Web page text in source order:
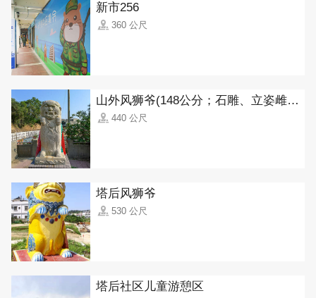
新市256
360 公尺
山外风狮爷(148公分；石雕、立姿雌狮)
440 公尺
塔后风狮爷
530 公尺
塔后社区儿童游憩区